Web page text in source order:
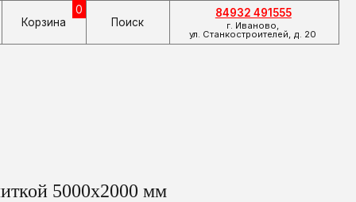
г. Иваново,
ул. Станкостроителей, д. 20
Поиск
5000х2000 мм